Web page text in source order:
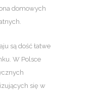
domowych
są dość łatwe
W Polsce
się w